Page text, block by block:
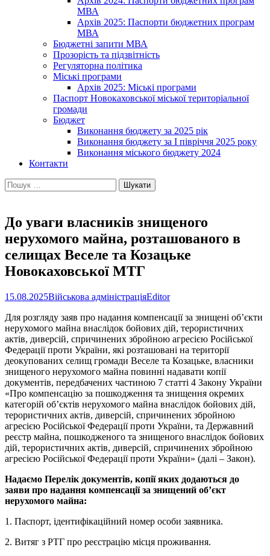
МВА
Архів 2025: Паспорти бюджетних програм
МВА
Бюджетні запити МВА
Прозорість та підзвітність
Регуляторна політика
Міські програми
Архів 2025: Міські програми
Паспорт Новокаховської міської територіальної
громади
Бюджет
Виконання бюджету за 2025 рік
Виконання бюджету за І півріччя 2025 року
Виконання міського бюджету 2024
Контакти
Пошук:
До уваги власників знищеного
нерухомого майна, розташованого в
селищах Веселе та Козацьке
Новокаховської МТГ
15.08.2025Військова адміністраціяEditor
Для розгляду заяв про надання компенсації за знищені об’єкти
нерухомого майна внаслідок бойових дій, терористичних
актів, диверсій, спричинених збройною агресією Російської
Федерації проти України, які розташовані на території
деокупованих селищ громади Веселе та Козацьке, власники
знищеного нерухомого майна повинні надавати копії
документів, передбачених частиною 7 статті 4 Закону України
«Про компенсацію за пошкодження та знищення окремих
категорій об’єктів нерухомого майна внаслідок бойових дій,
терористичних актів, диверсій, спричинених збройною
агресією Російської Федерації проти України, та Державний
реєстр майна, пошкодженого та знищеного внаслідок бойових
дій, терористичних актів, диверсій, спричинених збройною
агресією Російської Федерації проти України» (далі – Закон).
Надаємо Перелік документів, копії яких додаються до
заяви про надання компенсації за знищений об’єкт
нерухомого майна:
1. Паспорт, ідентифікаційний номер особи заявника.
2. Витяг з РТГ про реєстрацію місця проживання.